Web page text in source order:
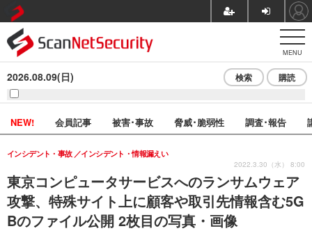
MENU
2026.08.09(日) 検索 購読
NEW! 会員記事 被害･事故 脅威･脆弱性 調査･報告
東京コンピュータサービスへのランサムウェア
攻撃、特殊サイト上に顧客や取引先情報含む5G
Bのファイル公開 2枚目の写真・画像
インシデント・事故 インシデント・情報漏えい
2022.3.30（水） 8:00